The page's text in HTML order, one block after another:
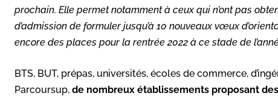
prochain. Elle permet notamment à ceux qui n’ont pas
d’admission de formuler jusqu’à 10 nouveaux vœux
encore des places pour la rentrée 2022 à ce stade de
BTS, BUT, prépas, universités, écoles de commerce,
Parcoursup, de nombreux établissements proposant